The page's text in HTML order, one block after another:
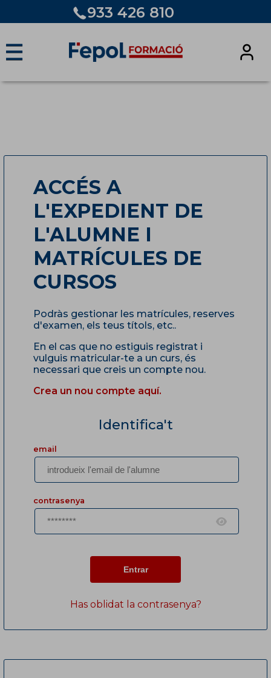
933 426 810
☰
ACCÉS A
L'EXPEDIENT DE
L'ALUMNE I
MATRÍCULES DE
CURSOS
Podràs gestionar les matrícules, reserves
d'examen, els teus títols, etc..
En el cas que no estiguis registrat i
vulguis matricular-te a un curs, és
necessari que creis un compte nou.
Crea un nou compte aquí.
Identifica't
email
contrasenya
Has oblidat la contrasenya?